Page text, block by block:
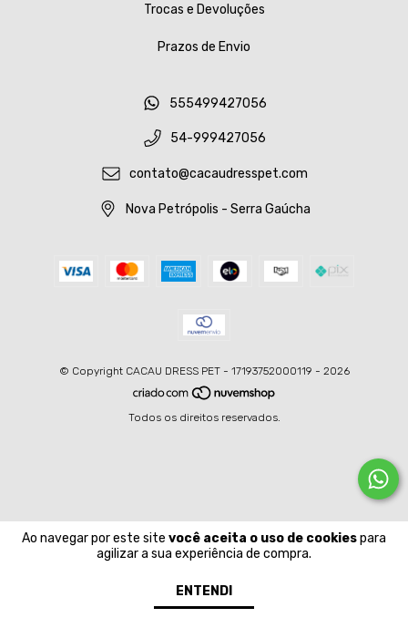
Ao navegar por este site você aceita o uso de cookiespara
agilizar a sua experiência de compra.
ENTENDI
Trocas e Devoluções
Prazos de Envio
555499427056
54-999427056
contato@cacaudresspet.com
Nova Petrópolis - Serra Gaúcha
© Copyright CACAU DRESS PET - 17193752000119 - 2026
Todos os direitos reservados.